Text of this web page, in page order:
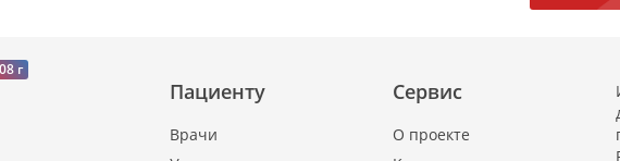
г
Пациенту
Врачи
Сервис
О проекте